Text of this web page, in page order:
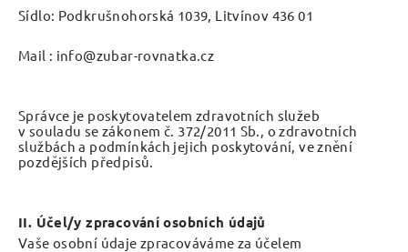
Sídlo: Podkrušnohorská 1039, Litvínov 436 01
Mail : info@zubar-rovnatka.cz
Správce je poskytovatelem zdravotních služeb
v souladu se zákonem č. 372/2011 Sb., o zdravotních
službách a podmínkách jejich poskytování, ve znění
pozdějších předpisů.
II. Účel/y zpracování osobních údajů
Vaše osobní údaje zpracováváme za účelem